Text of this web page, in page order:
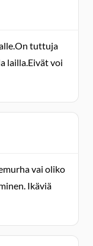
tuttuja
lailla.Eivät voi
vai oliko
Ikäviä